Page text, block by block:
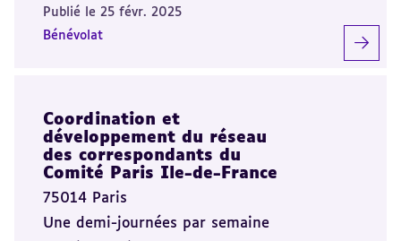
Publié le 25 févr. 2025
Bénévolat
Coordination et
développement du réseau
des correspondants du
Comité Paris Ile-de-France
75014 Paris
Une demi-journées par semaine